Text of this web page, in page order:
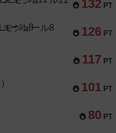
132 PT
126 PT
モジュール8
117 PT
101 PT
80 PT